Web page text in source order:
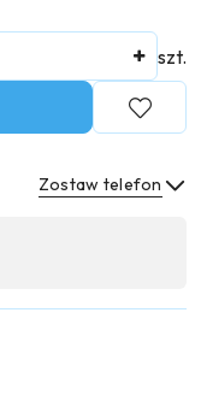
szt.
Zostaw telefon